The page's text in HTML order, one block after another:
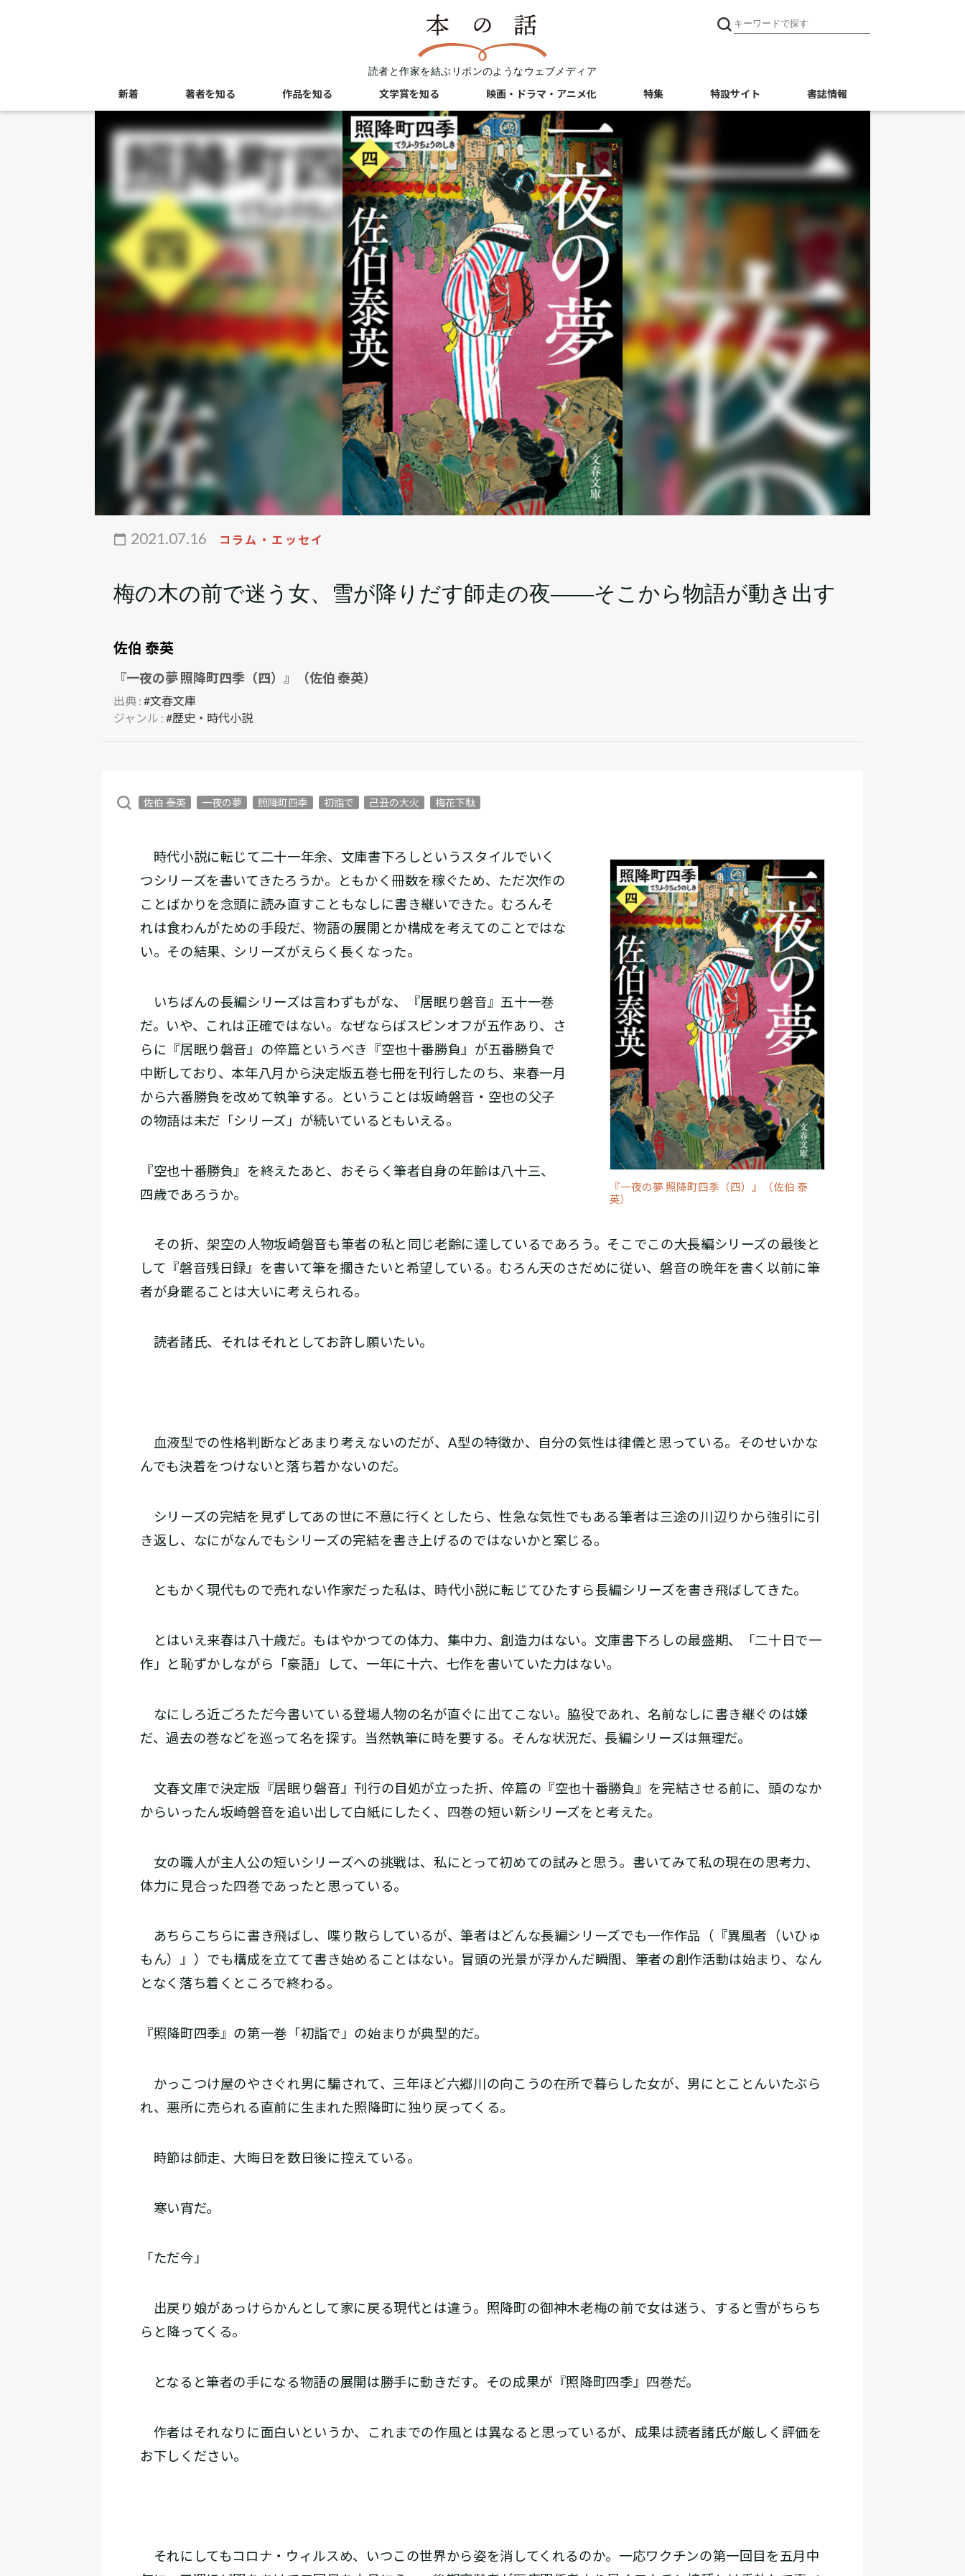
読者と作家を結ぶリボンのようなウェブメディア
新着 著者を知る 作品を知る 文学賞を知る 映画・ドラマ・アニメ化 特集 特設サイト 書誌情報
2021.07.16 コラム・エッセイ
梅の木の前で迷う女、雪が降りだす師走の夜――そこから物語が動き出す
佐伯 泰英
『一夜の夢 照降町四季（四）』（佐伯 泰英）
出典 : #文春文庫
ジャンル : #歴史・時代小説
佐伯 泰英 一夜の夢 照降町四季 初詣で 己丑の大火 梅花下駄
『一夜の夢 照降町四季（四）』（佐伯 泰
英）
時代小説に転じて二十一年余、文庫書下ろしというスタイルでいく
つシリーズを書いてきたろうか。ともかく冊数を稼ぐため、ただ次作の
ことばかりを念頭に読み直すこともなしに書き継いできた。むろんそ
れは食わんがための手段だ、物語の展開とか構成を考えてのことではな
い。その結果、シリーズがえらく長くなった。
いちばんの長編シリーズは言わずもがな、『居眠り磐音』五十一巻
だ。いや、これは正確ではない。なぜならばスピンオフが五作あり、さ
らに『居眠り磐音』の倅篇というべき『空也十番勝負』が五番勝負で
中断しており、本年八月から決定版五巻七冊を刊行したのち、来春一月
から六番勝負を改めて執筆する。ということは坂崎磐音・空也の父子
の物語は未だ「シリーズ」が続いているともいえる。
『空也十番勝負』を終えたあと、おそらく筆者自身の年齢は八十三、
四歳であろうか。
その折、架空の人物坂崎磐音も筆者の私と同じ老齢に達しているであろう。そこでこの大長編シリーズの最後と
して『磐音残日録』を書いて筆を擱きたいと希望している。むろん天のさだめに従い、磐音の晩年を書く以前に筆
者が身罷ることは大いに考えられる。
読者諸氏、それはそれとしてお許し願いたい。
血液型での性格判断などあまり考えないのだが、A型の特徴か、自分の気性は律儀と思っている。そのせいかな
んでも決着をつけないと落ち着かないのだ。
シリーズの完結を見ずしてあの世に不意に行くとしたら、性急な気性でもある筆者は三途の川辺りから強引に引
き返し、なにがなんでもシリーズの完結を書き上げるのではないかと案じる。
ともかく現代もので売れない作家だった私は、時代小説に転じてひたすら長編シリーズを書き飛ばしてきた。
とはいえ来春は八十歳だ。もはやかつての体力、集中力、創造力はない。文庫書下ろしの最盛期、「二十日で一
作」と恥ずかしながら「豪語」して、一年に十六、七作を書いていた力はない。
なにしろ近ごろただ今書いている登場人物の名が直ぐに出てこない。脇役であれ、名前なしに書き継ぐのは嫌
だ、過去の巻などを巡って名を探す。当然執筆に時を要する。そんな状況だ、長編シリーズは無理だ。
文春文庫で決定版『居眠り磐音』刊行の目処が立った折、倅篇の『空也十番勝負』を完結させる前に、頭のなか
からいったん坂崎磐音を追い出して白紙にしたく、四巻の短い新シリーズをと考えた。
女の職人が主人公の短いシリーズへの挑戦は、私にとって初めての試みと思う。書いてみて私の現在の思考力、
体力に見合った四巻であったと思っている。
あちらこちらに書き飛ばし、喋り散らしているが、筆者はどんな長編シリーズでも一作作品（『異風者（いひゅ
もん）』）でも構成を立てて書き始めることはない。冒頭の光景が浮かんだ瞬間、筆者の創作活動は始まり、なん
となく落ち着くところで終わる。
『照降町四季』の第一巻「初詣で」の始まりが典型的だ。
かっこつけ屋のやさぐれ男に騙されて、三年ほど六郷川の向こうの在所で暮らした女が、男にとことんいたぶら
れ、悪所に売られる直前に生まれた照降町に独り戻ってくる。
時節は師走、大晦日を数日後に控えている。
寒い宵だ。
「ただ今」
出戻り娘があっけらかんとして家に戻る現代とは違う。照降町の御神木老梅の前で女は迷う、すると雪がちらち
らと降ってくる。
となると筆者の手になる物語の展開は勝手に動きだす。その成果が『照降町四季』四巻だ。
作者はそれなりに面白いというか、これまでの作風とは異なると思っているが、成果は読者諸氏が厳しく評価を
お下しください。
それにしてもコロナ・ウィルスめ、いつこの世界から姿を消してくれるのか。一応ワクチンの第一回目を五月中